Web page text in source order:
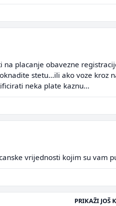
na placanje obavezne
stetu...ili ako voze
neka plate kaznu...
vrijednosti kojim su vam
PRIKAŽI JOŠ